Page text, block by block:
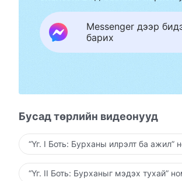
Messenger дээр
барих
Бусад төрлийн видеонууд
“Үг. I Боть: Бурханы илрэлт ба ажил”
“Үг. II Боть: Бурханыг мэдэх тухай”